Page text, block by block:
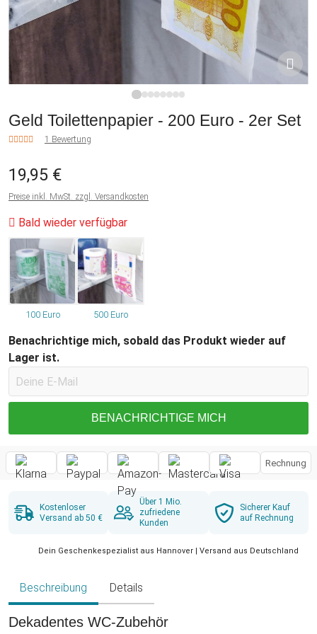
Geld Toilettenpapier - 200 Euro - 2er Set
1 Bewertung
19,95 €
Preise inkl. MwSt. zzgl. Versandkosten
Bald wieder verfügbar
100 Euro 500 Euro
Benachrichtige mich, sobald das Produkt wieder auf
Lager ist.
BENACHRICHTIGE MICH
Rechnung
Kostenloser
Versand ab 50 €
Über 1 Mio.
zufriedene
Kunden
Sicherer Kauf
auf Rechnung
Dein Geschenkespezialist aus Hannover | Versand aus Deutschland
Beschreibung Details
Dekadentes WC-Zubehör